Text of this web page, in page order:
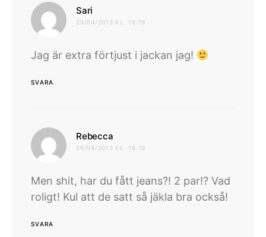
Sari
29/04/2013 KL. 16:19
Jag är extra förtjust i jackan jag!
SVARA
Rebecca
29/04/2013 KL. 16:19
Men shit, har du fått jeans?! 2 par!? Vad
roligt! Kul att de satt så jäkla bra också!
SVARA